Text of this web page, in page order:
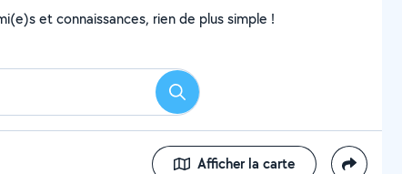
et connaissances, rien de plus simple !
Rechercher
Afficher la carte